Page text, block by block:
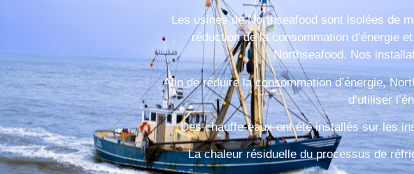
Les usines de Northseafood sont isolées de
réduction de la consommation d’énergie
Northseafood. Nos
Afin de réduire la consommation d’énergie,
d’utiliser
Des chauffe-eaux ont été installés sur les
La chaleur résiduelle du processus de